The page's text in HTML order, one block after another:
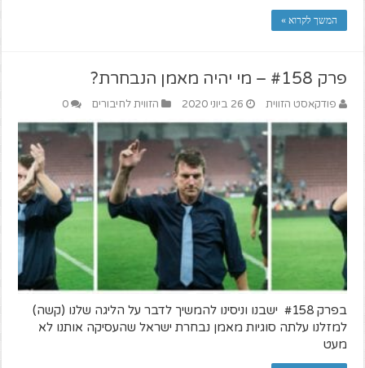
המשך לקרוא »
פרק #158 – מי יהיה מאמן הנבחרת?
פודקאסט הזווית 26 ביוני 2020 הזווית לחיבורים 0
בפרק #158 ישבנו וניסינו להמשיך לדבר על הליגה שלנו (קשה)
למזלנו עלתה סוגיות מאמן נבחרת ישראל שהעסיקה אותנו לא
מעט